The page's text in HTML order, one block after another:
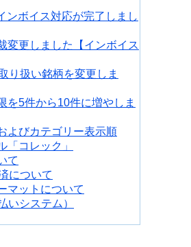
ンボイス対応が完了しまし
変更しました【インボイス
り扱い銘柄を変更しま
を5件から10件に増やしま
よびカテゴリー表示順
「コレック」
て
について
マットについて
いシステム）